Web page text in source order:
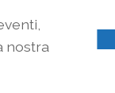
nostra